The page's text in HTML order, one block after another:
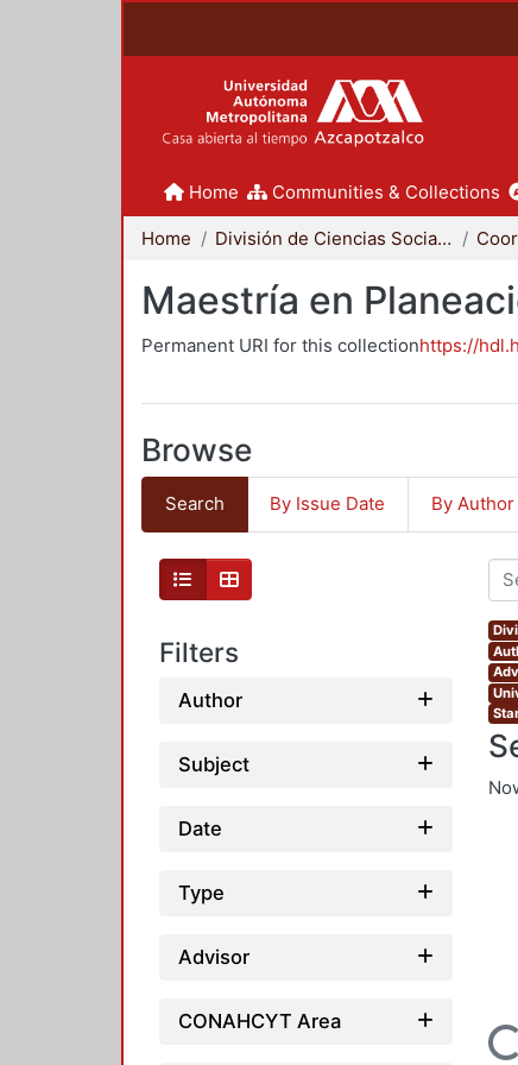
Home Communities & Collections
Home División de Ciencias Sociales y Humanidades
Maestría en
Permanent URI for this collectionhttps://
Browse
Search By Issue Date By Author
Filters
Author
Subject
Date
Type
Advisor
CONAHCYT Area